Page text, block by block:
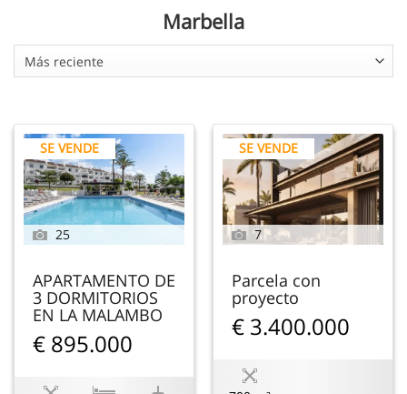
Marbella
Más reciente
SE VENDE
25
APARTAMENTO DE
3 DORMITORIOS
EN LA MALAMBO
€ 895.000
SE VENDE
7
Parcela con
proyecto
€ 3.400.000